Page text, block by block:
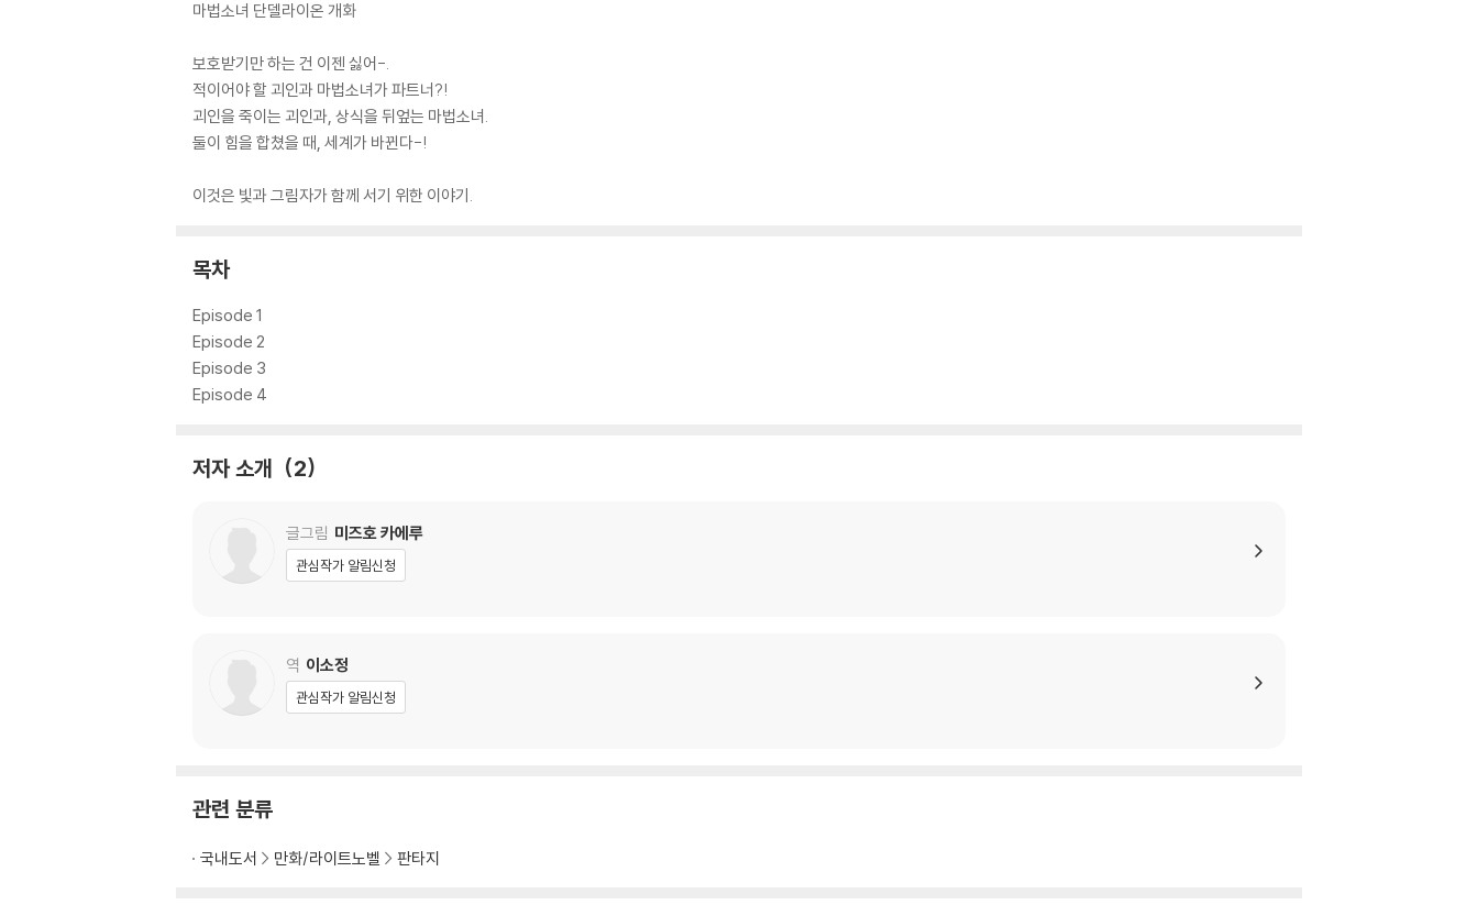
마법소녀 단델라이온 개화
보호받기만 하는 건 이젠 싫어-.
적이어야 할 괴인과 마법소녀가 파트너?!
괴인을 죽이는 괴인과, 상식을 뒤엎는 마법소녀.
둘이 힘을 합쳤을 때, 세계가 바뀐다-!
이것은 빛과 그림자가 함께 서기 위한 이야기.
목차
Episode 1
Episode 2
Episode 3
Episode 4
저자 소개 2
글그림 미즈호 카에루
관심작가 알림신청
역 이소정
관심작가 알림신청
관련 분류
국내도서 만화/라이트노벨 판타지